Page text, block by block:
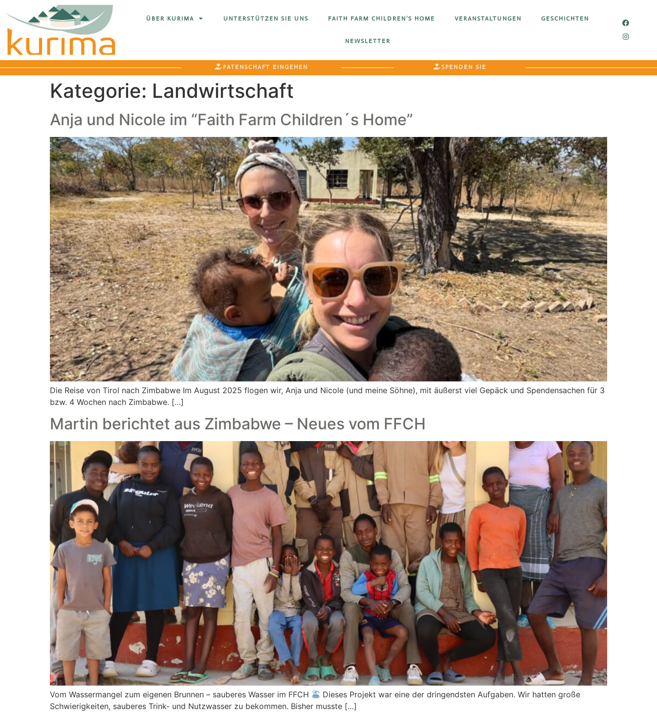
ÜBER KURIMA UNTERSTÜTZEN SIE UNS FAITH FARM CHILDREN’S HOME VERANSTALTUNGEN GESCHICHTEN
NEWSLETTER
PATENSCHAFT EINGEHEN SPENDEN SIE
Kategorie: Landwirtschaft
Anja und Nicole im “Faith Farm Children´s Home”
Die Reise von Tirol nach Zimbabwe Im August 2025 flogen wir, Anja und Nicole (und meine Söhne), mit äußerst viel Gepäck und Spendensachen für 3
bzw. 4 Wochen nach Zimbabwe. […]
Martin berichtet aus Zimbabwe – Neues vom FFCH
Vom Wassermangel zum eigenen Brunnen – sauberes Wasser im FFCH
Dieses Projekt war eine der dringendsten Aufgaben. Wir hatten große
Schwierigkeiten, sauberes Trink- und Nutzwasser zu bekommen. Bisher musste […]